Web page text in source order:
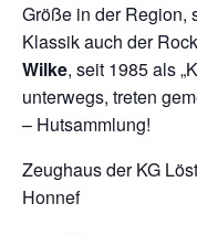
Größe in der Region,
Klassik auch der
Wilke, seit 1985 als
unterwegs, treten
– Hutsammlung!
Zeughaus der KG
Honnef